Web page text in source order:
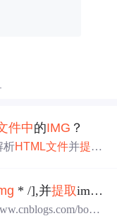
件中的IMG ？
析HTML文件并提取
* /],并提取image的属性值
borll